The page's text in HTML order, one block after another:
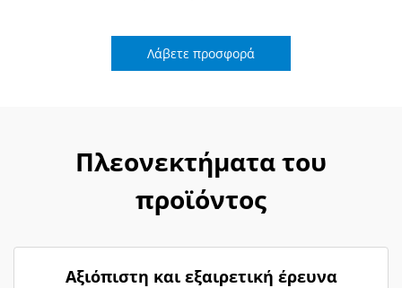
Λάβετε προσφορά
Πλεονεκτήματα του
προϊόντος
Αξιόπιστη και εξαιρετική έρευνα